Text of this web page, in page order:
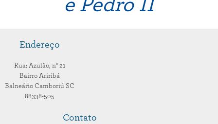
e Pedro II
Endereço
Rua: Azulão, n° 21
Bairro Ariribá
Balneário Camboriú SC
88338-505
Contato